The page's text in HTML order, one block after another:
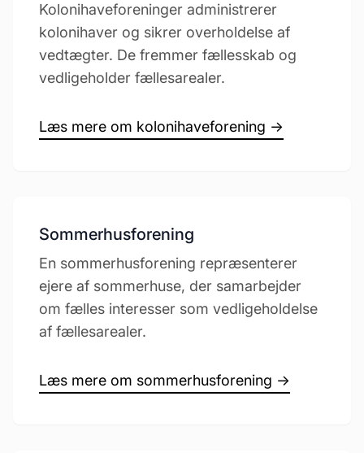
Kolonihaveforeninger administrerer
kolonihaver og sikrer overholdelse af
vedtægter. De fremmer fællesskab og
vedligeholder fællesarealer.
Læs mere om kolonihaveforening →
Sommerhusforening
En sommerhusforening repræsenterer
ejere af sommerhuse, der samarbejder
om fælles interesser som vedligeholdelse
af fællesarealer.
Læs mere om sommerhusforening →